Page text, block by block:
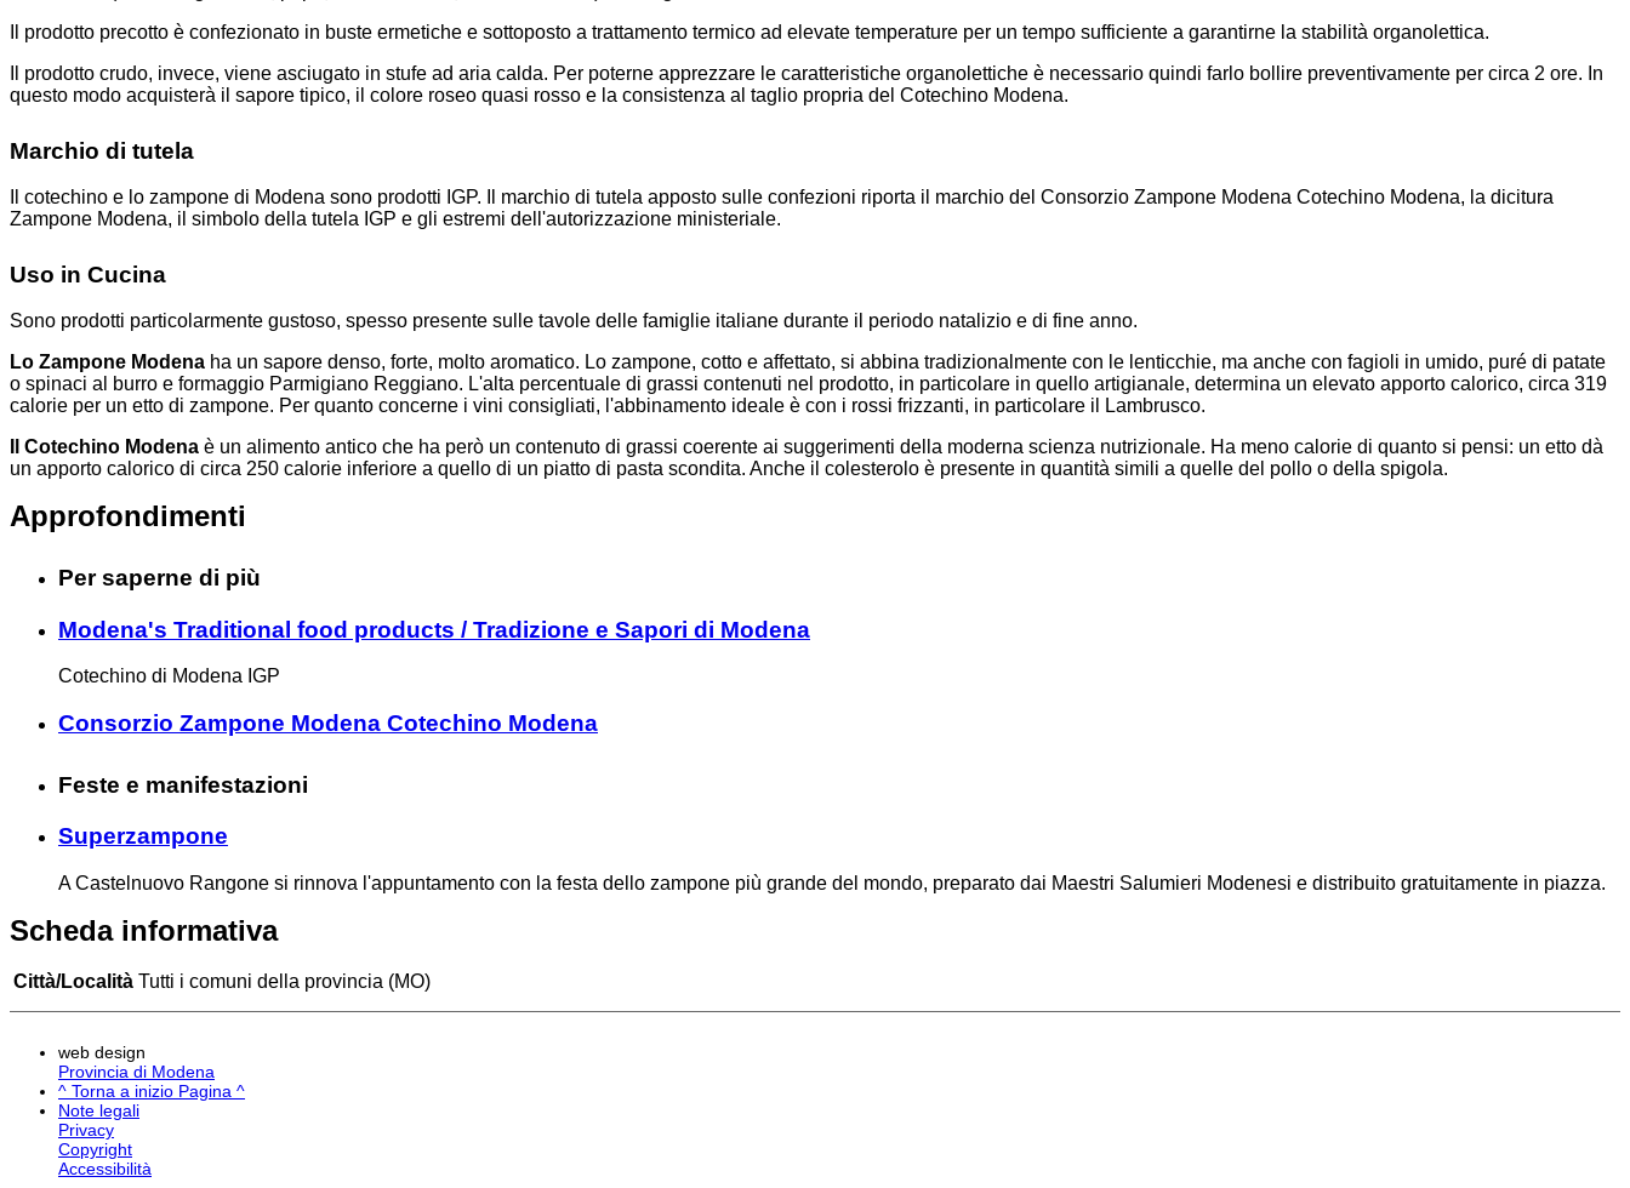
Il prodotto precotto è confezionato in buste ermetiche e sottoposto a trattamento termico ad elevate temperature per un tempo sufficiente a garantirne la stabilità organolettica.
Il prodotto crudo, invece, viene asciugato in stufe ad aria calda. Per poterne apprezzare le caratteristiche organolettiche è necessario quindi farlo bollire preventivamente per circa 2 ore. In
questo modo acquisterà il sapore tipico, il colore roseo quasi rosso e la consistenza al taglio propria del Cotechino Modena.
Marchio di tutela
Il cotechino e lo zampone di Modena sono prodotti IGP. Il marchio di tutela apposto sulle confezioni riporta il marchio del Consorzio Zampone Modena Cotechino Modena, la dicitura
Zampone Modena, il simbolo della tutela IGP e gli estremi dell'autorizzazione ministeriale.
Uso in Cucina
Sono prodotti particolarmente gustoso, spesso presente sulle tavole delle famiglie italiane durante il periodo natalizio e di fine anno.
Lo Zampone Modena ha un sapore denso, forte, molto aromatico. Lo zampone, cotto e affettato, si abbina tradizionalmente con le lenticchie, ma anche con fagioli in umido, puré di patate
o spinaci al burro e formaggio Parmigiano Reggiano. L'alta percentuale di grassi contenuti nel prodotto, in particolare in quello artigianale, determina un elevato apporto calorico, circa 319
calorie per un etto di zampone. Per quanto concerne i vini consigliati, l'abbinamento ideale è con i rossi frizzanti, in particolare il Lambrusco.
Il Cotechino Modena è un alimento antico che ha però un contenuto di grassi coerente ai suggerimenti della moderna scienza nutrizionale. Ha meno calorie di quanto si pensi: un etto dà
un apporto calorico di circa 250 calorie inferiore a quello di un piatto di pasta scondita. Anche il colesterolo è presente in quantità simili a quelle del pollo o della spigola.
Approfondimenti
Per saperne di più
Modena's Traditional food products / Tradizione e Sapori di Modena
Cotechino di Modena IGP
Consorzio Zampone Modena Cotechino Modena
Feste e manifestazioni
Superzampone
A Castelnuovo Rangone si rinnova l'appuntamento con la festa dello zampone più grande del mondo, preparato dai Maestri Salumieri Modenesi e distribuito gratuitamente in piazza.
Scheda informativa
Città/Località Tutti i comuni della provincia (MO)
web design
Provincia di Modena
^ Torna a inizio Pagina ^
Note legali
Privacy
Copyright
Accessibilità